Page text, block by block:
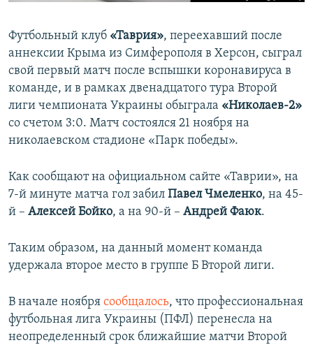
Футбольный клуб «Таврия», переехавший после
аннексии Крыма из Симферополя в Херсон, сыграл
свой первый матч после вспышки коронавируса в
команде, и в рамках двенадцатого тура Второй
лиги чемпионата Украины обыграла «Николаев-2»
со счетом 3:0. Матч состоялся 21 ноября на
николаевском стадионе «Парк победы».
Как сообщают на официальном сайте «Таврии», на
7-й минуте матча гол забил Павел Чмеленко, на 45-
й – Алексей Бойко, а на 90-й – Андрей Фаюк.
Таким образом, на данный момент команда
удержала второе место в группе Б Второй лиги.
В начале ноября сообщалось, что профессиональная
футбольная лига Украины (ПФЛ) перенесла на
неопределенный срок ближайшие матчи Второй